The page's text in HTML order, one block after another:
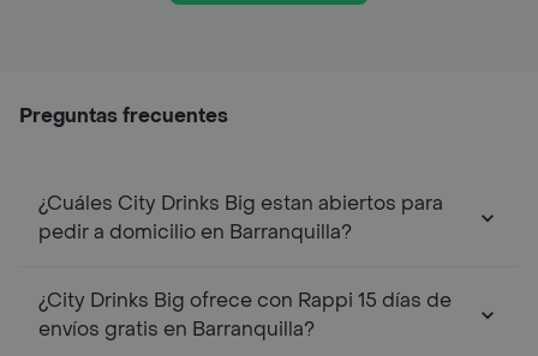
Preguntas frecuentes
¿Cuáles City Drinks Big estan abiertos para
pedir a domicilio en Barranquilla?
¿City Drinks Big ofrece con Rappi 15 días de
envíos gratis en Barranquilla?